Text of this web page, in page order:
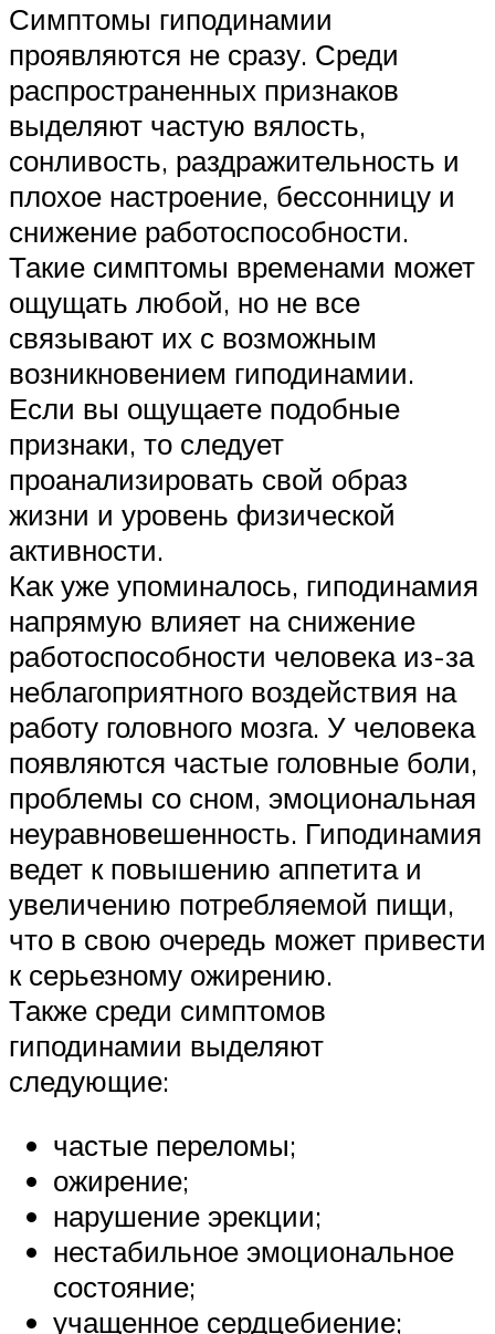
Симптомы гиподинамии
проявляются не сразу. Среди
распространенных признаков
выделяют частую вялость,
сонливость, раздражительность и
плохое настроение, бессонницу и
снижение работоспособности.
Такие симптомы временами может
ощущать любой, но не все
связывают их с возможным
возникновением гиподинамии.
Если вы ощущаете подобные
признаки, то следует
проанализировать свой образ
жизни и уровень физической
активности.
Как уже упоминалось, гиподинамия
напрямую влияет на снижение
работоспособности человека из-за
неблагоприятного воздействия на
работу головного мозга. У человека
появляются частые головные боли,
проблемы со сном, эмоциональная
неуравновешенность. Гиподинамия
ведет к повышению аппетита и
увеличению потребляемой пищи,
что в свою очередь может привести
к серьезному ожирению.
Также среди симптомов
гиподинамии выделяют
следующие:
частые переломы;
ожирение;
нарушение эрекции;
нестабильное эмоциональное
состояние;
учащенное сердцебиение;